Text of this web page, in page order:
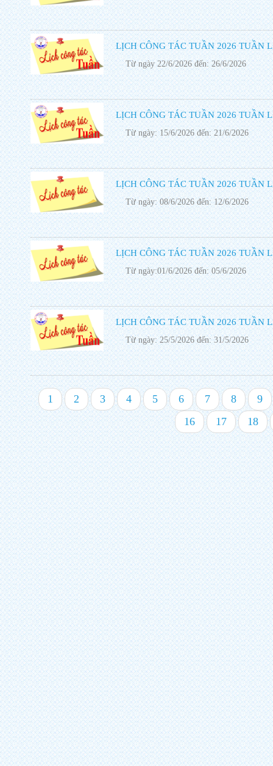
LỊCH CÔNG TÁC TUẦN 2026 TUẦN
Từ ngày 22/6/2026 đến: 26/6/2026
LỊCH CÔNG TÁC TUẦN 2026 TUẦN
Từ ngày: 15/6/2026 đến: 21/6/2026
LỊCH CÔNG TÁC TUẦN 2026 TUẦN
Từ ngày: 08/6/2026 đến: 12/6/2026
LỊCH CÔNG TÁC TUẦN 2026 TUẦN
Từ ngày:01/6/2026 đến: 05/6/2026
LỊCH CÔNG TÁC TUẦN 2026 TUẦN
Từ ngày: 25/5/2026 đến: 31/5/2026
1 2 3 4 5 6 7 8
9
16
17 18